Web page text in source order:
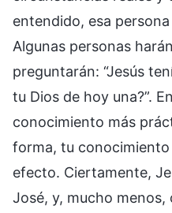
entendido, esa
Algunas personas
preguntarán: “Jesús
tu Dios de hoy una?”.
conocimiento más
forma, tu
efecto. Ciertamente,
José, y, mucho menos,